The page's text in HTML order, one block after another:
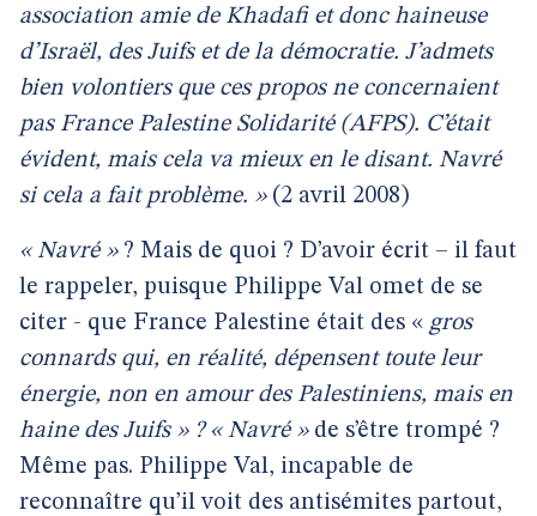
association amie de Khadafi et donc haineuse
d’Israël, des Juifs et de la démocratie. J’admets
bien volontiers que ces propos ne concernaient
pas France Palestine Solidarité (AFPS). C’était
évident, mais cela va mieux en le disant. Navré
si cela a fait problème. »(2 avril 2008)
« Navré »? Mais de quoi ? D’avoir écrit – il faut
le rappeler, puisque Philippe Val omet de se
citer - que France Palestine était des « gros
connards qui, en réalité, dépensent toute leur
énergie, non en amour des Palestiniens, mais en
haine des Juifs » ? « Navré »de s’être trompé ?
Même pas. Philippe Val, incapable de
reconnaître qu’il voit des antisémites partout,